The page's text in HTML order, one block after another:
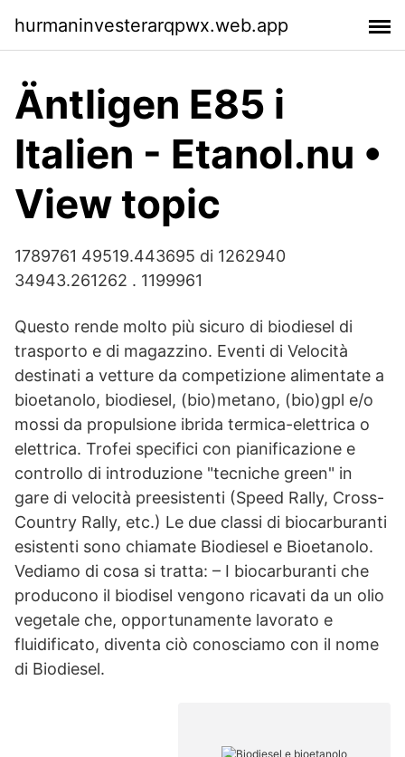
hurmaninvesterarqpwx.web.app
Äntligen E85 i
Italien - Etanol.nu •
View topic
1789761 49519.443695 di 1262940
34943.261262 . 1199961
Questo rende molto più sicuro di biodiesel di
trasporto e di magazzino. Eventi di Velocità
destinati a vetture da competizione alimentate a
bioetanolo, biodiesel, (bio)metano, (bio)gpl e/o
mossi da propulsione ibrida termica-elettrica o
elettrica. Trofei specifici con pianificazione e
controllo di introduzione "tecniche green" in
gare di velocità preesistenti (Speed Rally, Cross-
Country Rally, etc.) Le due classi di biocarburanti
esistenti sono chiamate Biodiesel e Bioetanolo.
Vediamo di cosa si tratta: – I biocarburanti che
producono il biodisel vengono ricavati da un olio
vegetale che, opportunamente lavorato e
fluidificato, diventa ciò conosciamo con il nome
di Biodiesel.